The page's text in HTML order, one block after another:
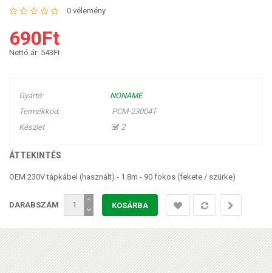
0 vélemény
690Ft
Nettó ár: 543Ft
Gyártó:
NONAME
Termékkód:
PCM-23004T
Készlet
2
ÁTTEKINTÉS
OEM 230V tápkábel (használt) - 1.8m - 90 fokos (fekete / szürke)
DARABSZÁM